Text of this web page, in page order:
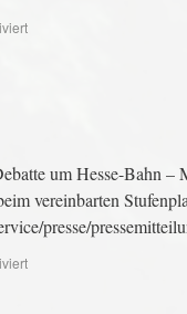
um Hesse-Bahn
vereinbarten
presse/